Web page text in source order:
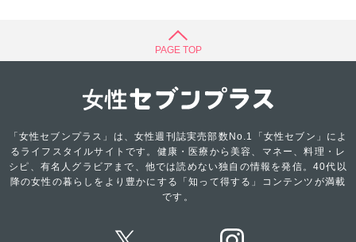
PAGE TOP
「女性セブンプラス」は、女性週刊誌実売部数No.1「女性セブン」によ
るライフスタイルサイトです。健康・医療から美容、マネー、料理・レ
シピ、有名人グラビアまで、他では読めない独自の情報を発信。40代以
降の女性の暮らしをより豊かにする「知って得する」コンテンツが満載
です。